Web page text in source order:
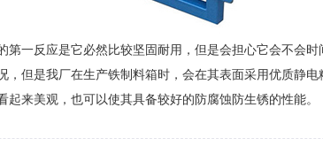
第一反应是它必然比较坚固耐用，但是会担心它会不会
，但是我厂在生产铁制料箱时，会在其表面采用优质静
来美观，也可以使其具备较好的防腐蚀防生锈的性能。